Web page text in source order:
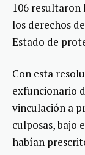
106 resultaron
los derechos
Estado de
Con esta
exfuncionario
vinculación a
culposas, bajo
habían